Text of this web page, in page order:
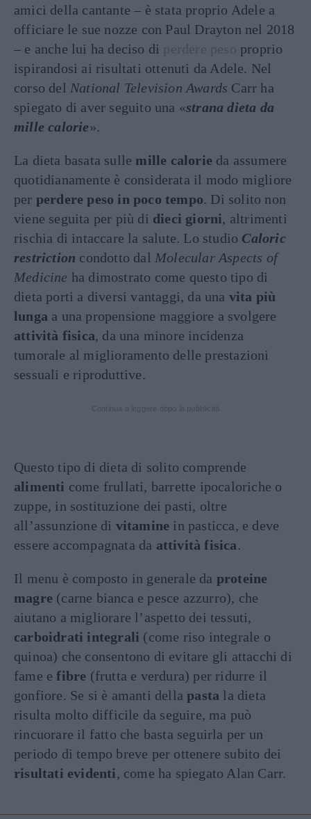
amici della cantante – è stata proprio Adele a
officiare le sue nozze con Paul Drayton nel 2018
– e anche lui ha deciso di perdere peso proprio
ispirandosi ai risultati ottenuti da Adele. Nel
corso del National Television Awards Carr ha
spiegato di aver seguito una «strana dieta da
mille calorie».
La dieta basata sulle mille calorie da assumere
quotidianamente è considerata il modo migliore
per perdere peso in poco tempo. Di solito non
viene seguita per più di dieci giorni, altrimenti
rischia di intaccare la salute. Lo studio Caloric
restriction condotto dal Molecular Aspects of
Medicine ha dimostrato come questo tipo di
dieta porti a diversi vantaggi, da una vita più
lunga a una propensione maggiore a svolgere
attività fisica, da una minore incidenza
tumorale al miglioramento delle prestazioni
sessuali e riproduttive.
Questo tipo di dieta di solito comprende
alimenti come frullati, barrette ipocaloriche o
zuppe, in sostituzione dei pasti, oltre
all’assunzione di vitamine in pasticca, e deve
essere accompagnata da attività fisica.
Il menu è composto in generale da proteine
magre (carne bianca e pesce azzurro), che
aiutano a migliorare l’aspetto dei tessuti,
carboidrati integrali (come riso integrale o
quinoa) che consentono di evitare gli attacchi di
fame efibre (frutta e verdura) per ridurre il
gonfiore. Se si è amanti dellapasta la dieta
risulta molto difficile da seguire, ma può
rincuorare il fatto che basta seguirla per un
periodo di tempo breve per ottenere subito dei
risultati evidenti, come ha spiegato Alan Carr.